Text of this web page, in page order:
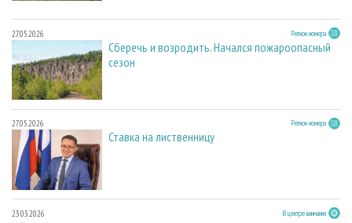
27.05.2026 Регион номера
Сберечь и возродить. Начался пожароопасный
сезон
27.05.2026 Регион номера
Ставка на лиственницу
23.03.2026 В центре внимания